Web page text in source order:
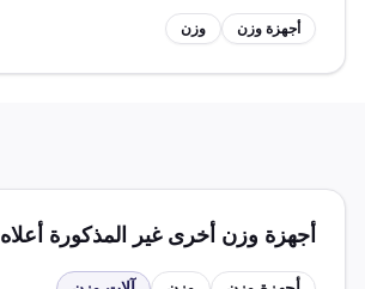
أجهزة وزن وزن
أجهزة وزن أخرى غير المذكورة أعلاه